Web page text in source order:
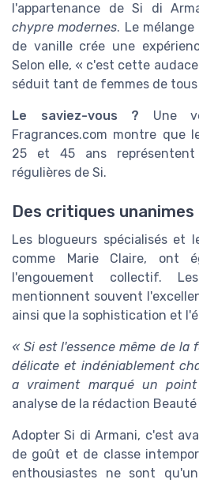
l'appartenance de Si di
chypre modernes. Le
de vanille crée une
Selon elle, « c'est cette
séduit tant de femmes de tous
Le saviez-vous ? Une
Fragrances.com montre que
25 et 45 ans représentent
régulières de Si.
Des critiques unanimes
Les blogueurs spécialisés et
comme Marie Claire, ont
l'engouement collectif.
mentionnent souvent
ainsi que la sophistication et
« Si est l'essence même de la
délicate et indéniablement
a vraiment marqué un
analyse de la rédaction
Adopter Si di Armani, c'est
de goût et de classe
enthousiastes ne sont